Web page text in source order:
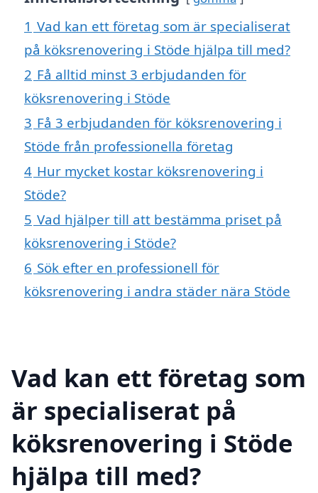
1 Vad kan ett företag som är specialiserat
på köksrenovering i Stöde hjälpa till med?
2 Få alltid minst 3 erbjudanden för
köksrenovering i Stöde
3 Få 3 erbjudanden för köksrenovering i
Stöde från professionella företag
4 Hur mycket kostar köksrenovering i
Stöde?
5 Vad hjälper till att bestämma priset på
köksrenovering i Stöde?
6 Sök efter en professionell för
köksrenovering i andra städer nära Stöde
Vad kan ett företag som
är specialiserat på
köksrenovering i Stöde
hjälpa till med?